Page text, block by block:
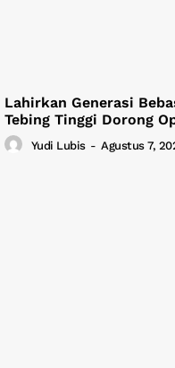
Lahirkan Generasi
Tebing Tinggi Dorong
Yudi Lubis - Agustus 7,